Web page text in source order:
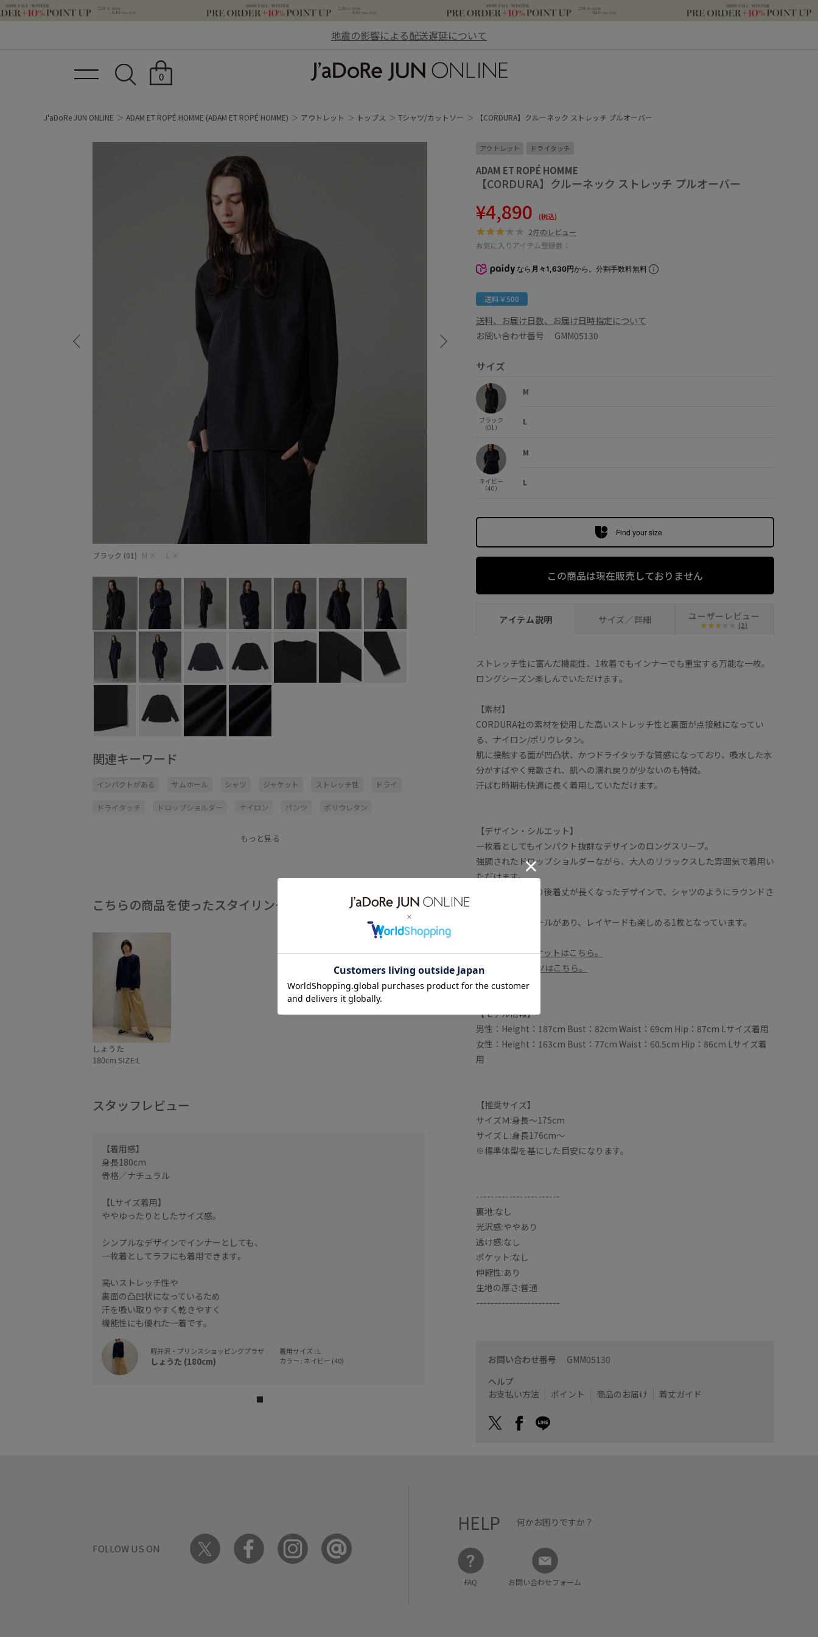
地震の影響による配送遅延について
0
J'aDoRe JUN ONLINE ADAM ET ROPÉ HOMME (ADAM ET ROPÉ HOMME) アウトレット トップス Tシャツ/カットソー 【CORDURA】クルーネック ストレッチ プルオーバー
ブラック (01) M × L × ネイビー (40) M× L×
関連キーワード
インパクトがある サムホール シャツ ジャケット ストレッチ性 ドライ
ドライタッチ ドロップショルダー ナイロン パンツ ポリウレタン
もっと見る
こちらの商品を使ったスタイリング 全てみる
しょうた
180cm SIZE:L
スタッフレビュー
【着用感】
身長180cm
骨格／ナチュラル
【Lサイズ着用】
ややゆったりとしたサイズ感。
シンプルなデザインでインナーとしても、
一枚着としてラフにも着用できます。
高いストレッチ性や
裏面の凸凹状になっているため
汗を吸い取りやすく乾きやすく
機能性にも優れた一着です。
軽井沢・プリンスショッピングプラザ
しょうた (180cm)
着用サイズ : L
カラー : ネイビー (40)
アウトレット ドライタッチ
ADAM ET ROPÉ HOMME
【CORDURA】クルーネック ストレッチ プルオーバー
¥4,890 (税込)
2件のレビュー
お気に入りアイテム登録数：
なら 月々1,630円から。分割手数料無料
送料￥500
送料、お届け日数、お届け日時指定について
お問い合わせ番号 GMM05130
サイズ
ブラック
（01）
M
L
ネイビー
（40）
M
L
Find your size
この商品は現在販売しておりません
アイテム説明 サイズ／詳細 ユーザーレビュー
(2)
ストレッチ性に富んだ機能性、1枚着でもインナーでも重宝する万能な一枚。
ロングシーズン楽しんでいただけます。
【素材】
CORDURA社の素材を使用した高いストレッチ性と裏面が点接触になってい
る、ナイロン/ポリウレタン。
肌に接触する面が凹凸状、かつドライタッチな質感になっており、吸水した水
分がすばやく発散され、肌への濡れ戻りが少ないのも特徴。
汗ばむ時期も快適に長く着用していただけます。
【デザイン・シルエット】
一枚着としてもインパクト抜群なデザインのロングスリーブ。
強調されたドロップショルダーながら、大人のリラックスした雰囲気で着用い
ただけます。
裾は前後差があり後着丈が長くなったデザインで、シャツのようにラウンドさ
袖口にはサムホールがあり、レイヤードも楽しめる1枚となっています。
※同素材のジャケットはこちら。
※同素材のパンツはこちら。
【モデル情報】
男性：Height：187cm Bust：82cm Waist：69cm Hip：87cm Lサイズ着用
女性：Height：163cm Bust：77cm Waist：60.5cm Hip：86cm Lサイズ着
用
【推奨サイズ】
サイズＭ:身長〜175cm
サイズＬ:身長176cm〜
※標準体型を基にした目安になります。
-----------------------
裏地:なし
光沢感:ややあり
透け感:なし
ポケット:なし
伸縮性:あり
生地の厚さ:普通
-----------------------
お問い合わせ番号 GMM05130
ヘルプ
お支払い方法
ポイント 商品のお届け 着丈ガイド
FOLLOW US ON
HELP 何かお困りですか？
FAQ お問い合わせフォーム